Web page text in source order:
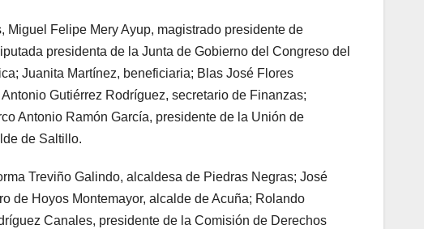
Felipe Mery Ayup, magistrado presidente de
presidenta de la Junta de Gobierno del Congreso del
Juanita Martínez, beneficiaria; Blas José Flores
Gutiérrez Rodríguez, secretario de Finanzas;
Antonio Ramón García, presidente de la Unión de
de Saltillo.
Treviño Galindo, alcaldesa de Piedras Negras; José
de Hoyos Montemayor, alcalde de Acuña; Rolando
Canales, presidente de la Comisión de Derechos